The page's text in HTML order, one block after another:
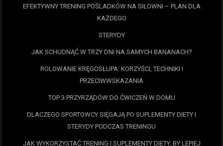
EFEKTYWNY TRENING POŚLADKÓW NA SIŁOWNI – PLAN DLA
KAŻDEGO
STERYDY
JAK SCHUDNĄĆ W TRZY DNI NA SAMYCH BANANACH?
ROLOWANIE KRĘGOSŁUPA: KORZYŚCI, TECHNIKI I
PRZECIWWSKAZANIA
TOP 3 PRZYRZĄDÓW DO ĆWICZEŃ W DOMU
DLACZEGO SPORTOWCY SIĘGAJĄ PO SUPLEMENTY DIETY I
STERYDY PODCZAS TRENINGU
JAK WYKORZYSTAĆ TRENING I SUPLEMENTY DIETY, BY LEPIEJ